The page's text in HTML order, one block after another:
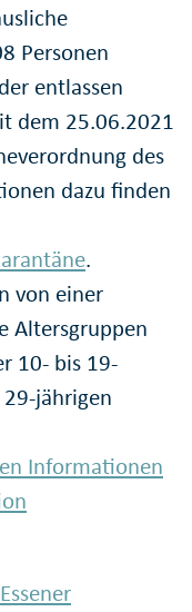
Personen
entlassen
dem 25.06.2021
des
dazu finden
.
von einer
Altersgruppen
10- bis 19-
jährigen
Informationen